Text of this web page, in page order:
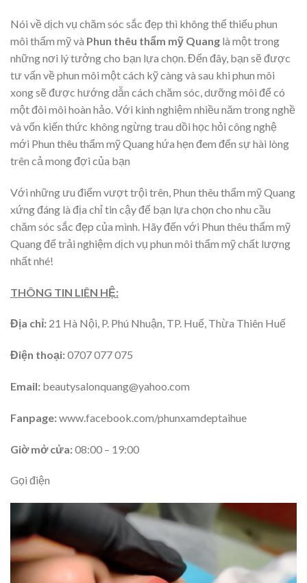
Nói về dịch vụ chăm sóc sắc đẹp thì không thể thiếu phun
môi thẩm mỹ và Phun thêu thẩm mỹ Quang là một trong
những nơi lý tưởng cho bạn lựa chọn. Đến đây, bạn sẽ được
tư vấn về phun môi một cách kỹ càng và sau khi phun môi
xong sẽ được hướng dẫn cách chăm sóc, dưỡng môi để có
một đôi môi hoàn hảo.Với kinh nghiệm nhiều năm trong nghề
và vốn kiến thức không ngừng trau dồi học hỏi công nghệ
mới Phun thêu thẩm mỹ Quang hứa hẹn đem đến sự hài lòng
trên cả mong đợi của bạn
Với những ưu điểm vượt trội trên, Phun thêu thẩm mỹ Quang
xứng đáng là địa chỉ tin cậy để bạn lựa chọn cho nhu cầu
chăm sóc sắc đẹp của mình. Hãy đến với Phun thêu thẩm mỹ
Quang để trải nghiệm dịch vụ phun môi thẩm mỹ chất lượng
nhất nhé!
THÔNG TIN LIÊN HỆ:
Địa chỉ: 21 Hà Nội, P. Phú Nhuận, TP. Huế, Thừa Thiên Huế
Điện thoại:0707 077 075
Email: beautysalonquang@yahoo.com
Fanpage:www.facebook.com/phunxamdeptaihue
Giờ mở cửa:08:00 – 19:00
Gọi điện